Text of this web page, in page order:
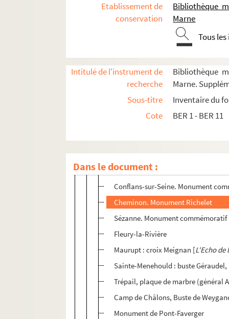
Etablissement de
conservation
Bibliothèque
Marne
Tous
Intitulé de l'instrument de
recherche
Bibliothèque
Marne.
Sous-titre
Inventaire du
Cote
BER 1 - BER 11
Dans le document :
BER 1 - BER 3. Education
BER 4-7. Révolution, Empire, Restauration
BER 8-10. Histoire thématique de Châlons
BER 8. Histoire thématique de Châlons,
Monuments civils. Dossier des
L'Union républicaine de la Marne
Conflans-sur-Seine. Monument
Cheminon. Monument Richelet
Sézanne. Monument commémoratif
Fleury-la-Rivière
Maurupt : croix Meignan [L'Echo de
Sainte-Menehould : buste
Trépail, plaque de marbre (général
Camp de Châlons, Buste de
Monument de Pont-Faverger